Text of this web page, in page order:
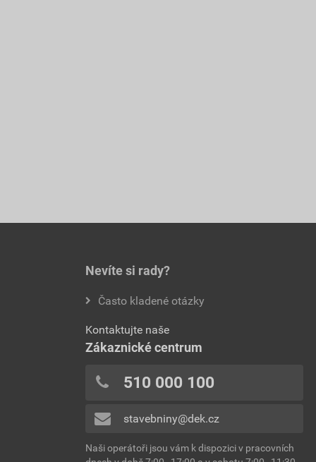
Nevíte si rady?
Často kladené otázky
Kontaktujte naše
Zákaznické centrum
510 000 100
stavebniny@dek.cz
Naši operátoři jsou vám k dispozici v pracovních